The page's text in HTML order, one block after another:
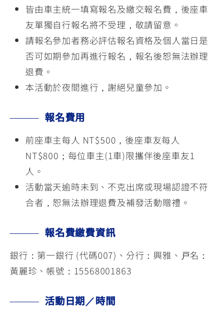
皆由車主統一填寫報名及繳交報名費，後座車
友單獨自行報名將不受理，敬請留意。
請報名參加者務必評估報名資格及個人當日是
否可如期參加再進行報名，報名後恕無法辦理
退費。
本活動於夜間進行，謝絕兒童參加。
報名費用
前座車主每人 NT$500，後座車友每人
NT$800；每位車主(1車)限攜伴後座車友1
人。
活動當天逾時未到、不克出席或現場認證不符
合者，恕無法辦理退費及補發活動贈禮。
報名費繳費資訊
銀行：第一銀行 (代碼007)、分行：興雅、戸名：
黃麗珍、帳號：15568001863
活動日期／時間